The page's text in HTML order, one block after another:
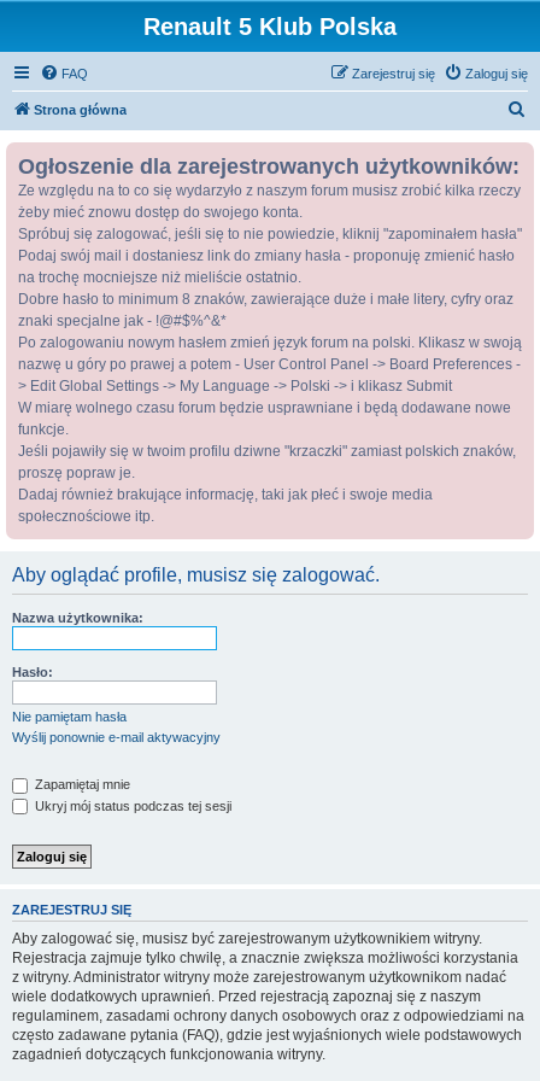
Renault 5 Klub Polska
FAQ Zaloguj się
Zarejestruj się
Strona główna
Ogłoszenie dla zarejestrowanych użytkowników:
Ze względu na to co się wydarzyło z naszym forum musisz zrobić kilka rzeczy
żeby mieć znowu dostęp do swojego konta.
Spróbuj się zalogować, jeśli się to nie powiedzie, kliknij "zapominałem hasła"
Podaj swój mail i dostaniesz link do zmiany hasła - proponuję zmienić hasło
na trochę mocniejsze niż mieliście ostatnio.
Dobre hasło to minimum 8 znaków, zawierające duże i małe litery, cyfry oraz
znaki specjalne jak - !@#$%^&*
Po zalogowaniu nowym hasłem zmień język forum na polski. Klikasz w swoją
nazwę u góry po prawej a potem - User Control Panel -> Board Preferences -
> Edit Global Settings -> My Language -> Polski -> i klikasz Submit
W miarę wolnego czasu forum będzie usprawniane i będą dodawane nowe
funkcje.
Jeśli pojawiły się w twoim profilu dziwne "krzaczki" zamiast polskich znaków,
proszę popraw je.
Dadaj również brakujące informację, taki jak płeć i swoje media
społecznościowe itp.
Aby oglądać profile, musisz się zalogować.
Nazwa użytkownika:
Hasło:
Nie pamiętam hasła
Wyślij ponownie e-mail aktywacyjny
Zapamiętaj mnie
Ukryj mój status podczas tej sesji
ZAREJESTRUJ SIĘ
Aby zalogować się, musisz być zarejestrowanym użytkownikiem witryny.
Rejestracja zajmuje tylko chwilę, a znacznie zwiększa możliwości korzystania
z witryny. Administrator witryny może zarejestrowanym użytkownikom nadać
wiele dodatkowych uprawnień. Przed rejestracją zapoznaj się z naszym
regulaminem, zasadami ochrony danych osobowych oraz z odpowiedziami na
często zadawane pytania (FAQ), gdzie jest wyjaśnionych wiele podstawowych
zagadnień dotyczących funkcjonowania witryny.